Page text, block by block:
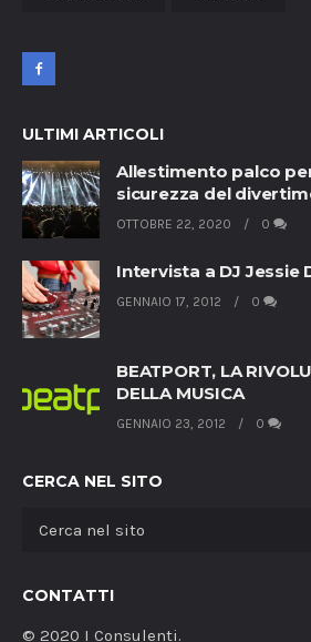
ULTIMI ARTICOLI
Allestimento palco
sicurezza del
OTTOBRE 22, 2020 0
Intervista a DJ Jessie
GENNAIO 17, 2012 0
BEATPORT, LA
DELLA MUSICA
GENNAIO 23, 2012 0
CERCA NEL SITO
CONTATTI
© 2020 I Consulenti.